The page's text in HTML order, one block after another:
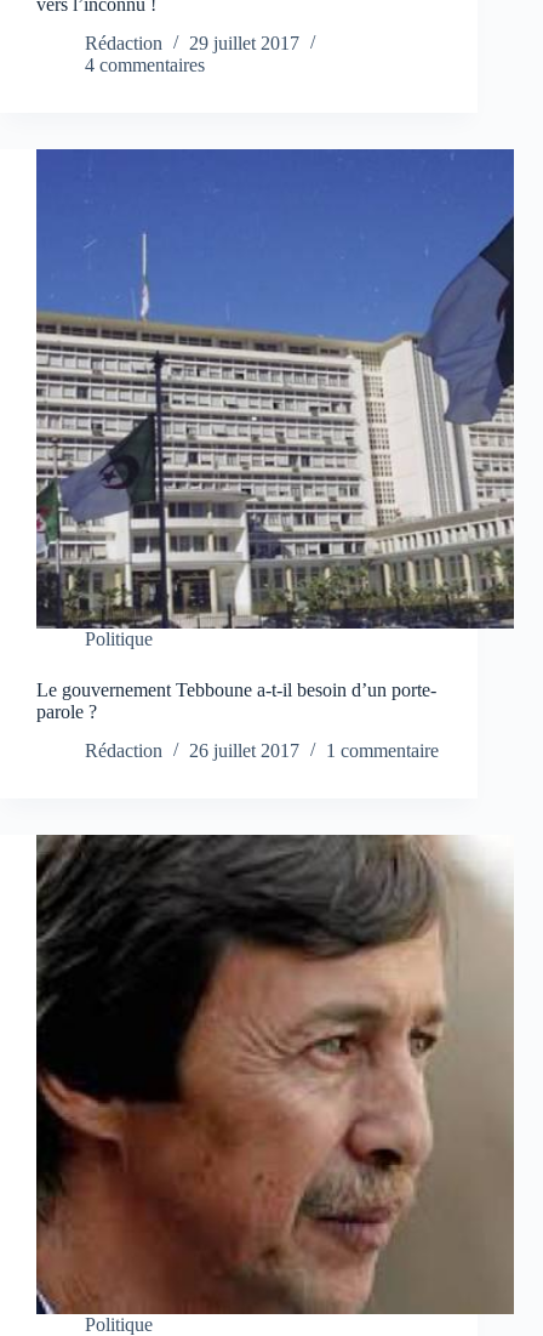
Rédaction
29 juillet 2017
4 commentaires
Politique
Le gouvernement Tebboune a-t-il besoin d’un porte-
parole ?
Rédaction
26 juillet 2017 1 commentaire
Politique